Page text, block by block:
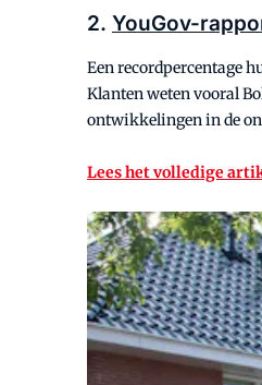
2. YouGov-
Een recordpercentage
Klanten weten vooral
ontwikkelingen in de
Lees het volledige